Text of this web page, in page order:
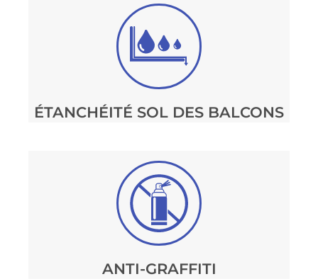
ÉTANCHÉITÉ SOL DES BALCONS
ANTI-GRAFFITI